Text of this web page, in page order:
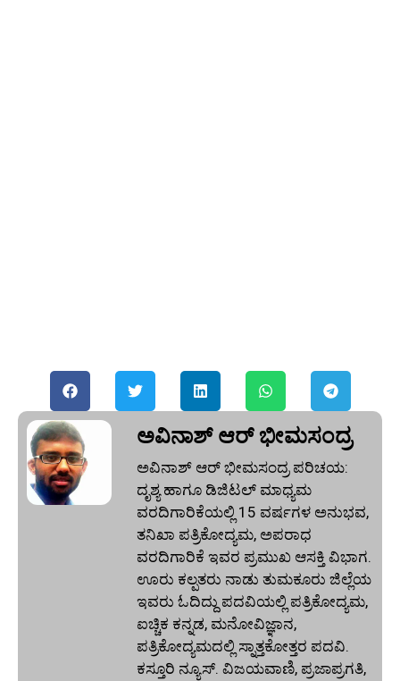
ಅವಿನಾಶ್‌ ಆರ್‌ ಭೀಮಸಂದ್ರ
ಅವಿನಾಶ್‌ ಆರ್‌ ಭೀಮಸಂದ್ರ ಪರಿಚಯ:
ದೃಶ್ಯ ಹಾಗೂ ಡಿಜಿಟಲ್ ಮಾಧ್ಯಮ
ವರದಿಗಾರಿಕೆಯಲ್ಲಿ 15 ವರ್ಷಗಳ ಅನುಭವ,
ತನಿಖಾ ಪತ್ರಿಕೋದ್ಯಮ, ಅಪರಾಧ
ವರದಿಗಾರಿಕೆ ಇವರ ಪ್ರಮುಖ ಆಸಕ್ತಿ ವಿಭಾಗ.
ಊರು ಕಲ್ಪತರು ನಾಡು ತುಮಕೂರು ಜಿಲ್ಲೆಯ
ಇವರು ಓದಿದ್ದು ಪದವಿಯಲ್ಲಿ ಪತ್ರಿಕೋದ್ಯಮ,
ಐಚ್ಚಿಕ ಕನ್ನಡ, ಮನೋವಿಜ್ಞಾನ,
ಪತ್ರಿಕೋದ್ಯಮದಲ್ಲಿ ಸ್ನಾತ್ತಕೋತ್ತರ ಪದವಿ.
ಕಸ್ತೂರಿ ನ್ಯೂಸ್‌. ವಿಜಯವಾಣಿ, ಪ್ರಜಾಪ್ರಗತಿ,